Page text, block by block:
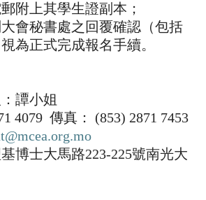
附上其學生證副本；
會秘書處之回覆確認（包括
為正式完成報名手續。
譚小姐
4079 傳真：
(853) 2871 7453
博士大馬路223-225號南光大